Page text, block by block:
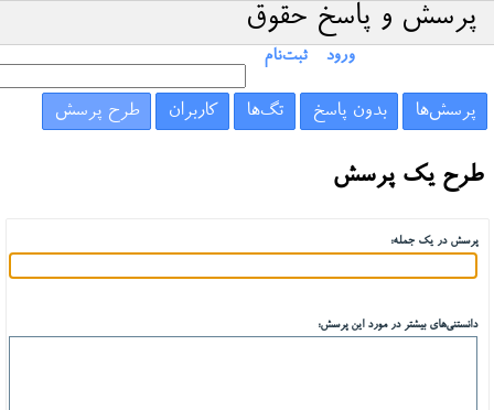
پرسش و پاسخ حقوق
ورود ثبت‌نام
پرسش‌ها بدون پاسخ تگ‌ها کاربران طرح پرسش
طرح یک پرسش
پرسش در یک جمله:
دانستنی‌های بیشتر در مورد این پرسش: